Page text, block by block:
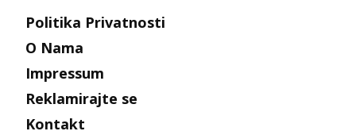
Politika Privatnosti
O Nama
Impressum
Reklamirajte se
Kontakt